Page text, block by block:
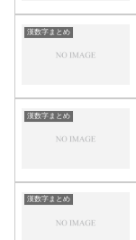
漢数字まとめ
漢数字まとめ
漢数字まとめ